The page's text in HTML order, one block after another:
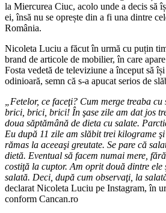
la Miercurea Ciuc, acolo unde a decis să
ei, însă nu se oprește din a fi una dintre
România.
Nicoleta Luciu a făcut în urmă cu puțin
brand de articole de mobilier, în care
Fosta vedetă de televiziune a început să
odinioară, semn că s-a apucat serios de
„Fetelor, ce faceţi? Cum merge treaba
brici, brici, brici! În şase zile am dat jos
doua săptămână de dieta cu salate.
Eu după 11 zile am slăbit trei kilograme
rămas la aceeaşi greutate. Se pare că
dietă. Eventual să facem numai mere,
costiţă la cuptor. Am oprit două dintre ele
salată. Deci, după cum observaţi, la
declarat Nicoleta Luciu pe Instagram, în
conform Cancan.ro